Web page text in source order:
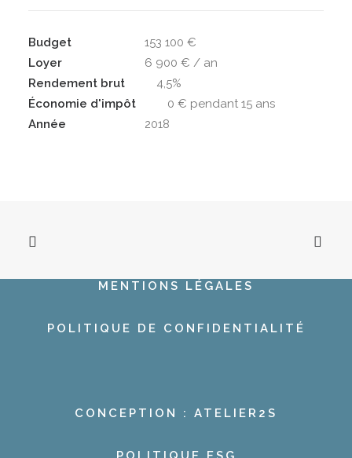
Budget
153 100 €
Loyer
6 900 € / an
Rendement brut
4,5%
Économie d'impôt
0 € pendant 15 ans
Année
2018
MENTIONS LÉGALES
POLITIQUE DE CONFIDENTIALITÉ
CONCEPTION : ATELIER2S